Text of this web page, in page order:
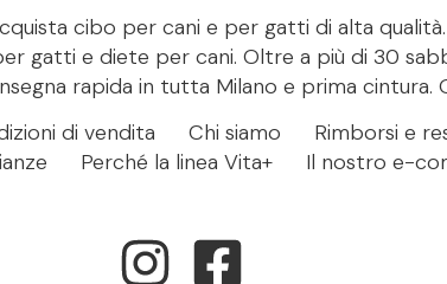
cibo per cani e per gatti di alta
gatti e diete per cani. Oltre a più di 30
rapida in tutta Milano e prima cintura.
di vendita Chi siamo Rimborsi e
Perché la linea Vita+ Il nostro e-